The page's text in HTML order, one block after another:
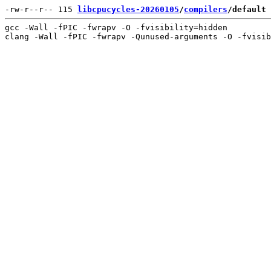
-rw-r--r-- 115 libcpucycles-20260105/compilers/default
gcc -Wall -fPIC -fwrapv -O -fvisibility=hidden